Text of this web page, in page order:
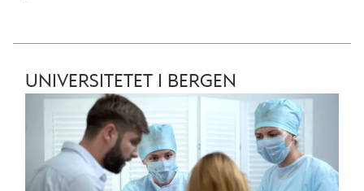
UNIVERSITETET I BERGEN